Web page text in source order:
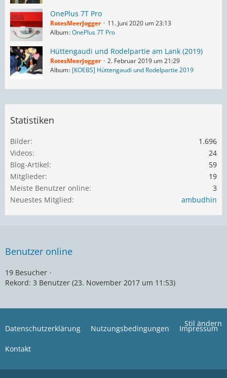
OnePlus 7T Pro
RotesMeerJogger
11. Juni 2020 um 23:13
Album OnePlus 7T Pro
Hüttengaudi und Rodelpartie am Lank (2019)
RotesMeerJogger
2. Februar 2019 um 21:29
Album [KOEBS] Hüttengaudi und Rodelpartie 2019
Statistiken
Bilder
1.696
Videos
24
Blog-Artikel
59
Mitglieder
19
Meiste Benutzer online
3
Neuestes Mitglied
ambudhin
Benutzer online
19 Besucher
Rekord: 3 Benutzer (23. November 2017 um 11:53)
Stil ändern
Datenschutzerklärung Nutzungsbedingungen Impressum
Kontakt